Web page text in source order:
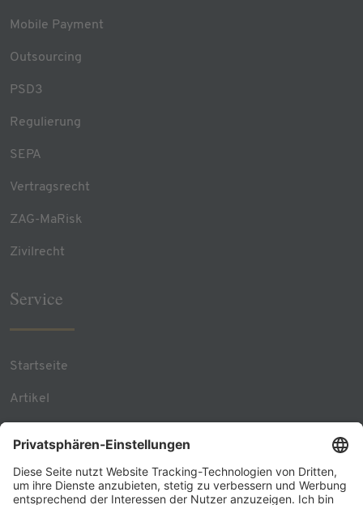
Mobile Payment
Outsourcing
PSD3
Regulierung
SEPA
Vertragsrecht
ZAG-MaRisk
Zivilrecht
Service
Startseite
Artikel
Kontakt